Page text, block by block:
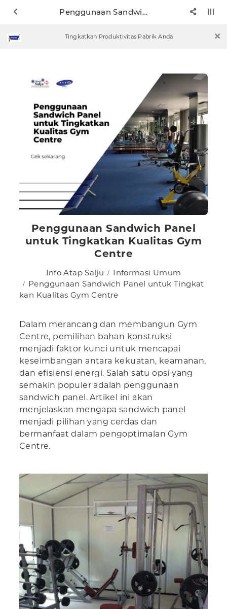
Penggunaan Sandwich Panel untuk Tingkatkan Kualitas Gym Centre
Tingkatkan Produktivitas Pabrik Anda
Penggunaan Sandwich Panel
untuk Tingkatkan Kualitas Gym
Centre
Info Atap Salju
Informasi Umum
Penggunaan Sandwich Panel untuk Tingkat
kan Kualitas Gym Centre
Dalam merancang dan membangun Gym
Centre, pemilihan bahan konstruksi
menjadi faktor kunci untuk mencapai
keseimbangan antara kekuatan, keamanan,
dan efisiensi energi. Salah satu opsi yang
semakin populer adalah penggunaan
sandwich panel. Artikel ini akan
menjelaskan mengapa sandwich panel
menjadi pilihan yang cerdas dan
bermanfaat dalam pengoptimalan Gym
Centre.